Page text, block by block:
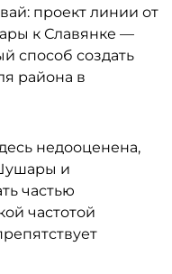
проект линии от
к Славянке —
способ создать
района в
недооценена,
и
частью
частотой